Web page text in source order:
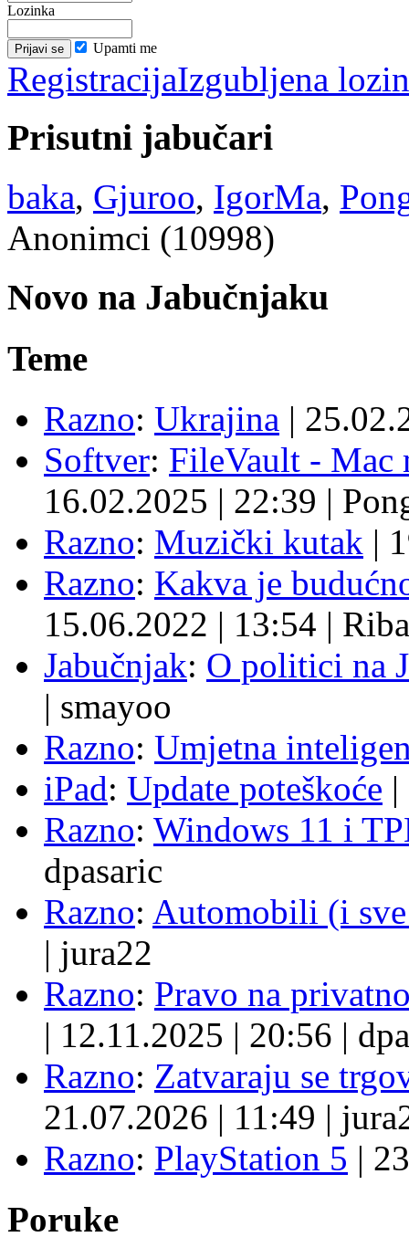
Lozinka
Upamti me
RegistracijaIzgubljena
Prisutni jabučari
baka, Gjuroo, IgorMa,
Anonimci (10998)
Novo na Jabučnjaku
Teme
Razno: Ukrajina |
Softver: FileVault - Mac
16.02.2025 | 22:39 |
Razno: Muzički kutak |
Razno: Kakva je
15.06.2022 | 13:54 | Riba
Jabučnjak: O politici na
| smayoo
Razno: Umjetna
iPad: Update poteškoće |
Razno: Windows 11 i
dpasaric
Razno: Automobili (i
| jura22
Razno: Pravo na
| 12.11.2025 | 20:56 |
Razno: Zatvaraju se
21.07.2026 | 11:49 |
Razno: PlayStation 5 |
Poruke